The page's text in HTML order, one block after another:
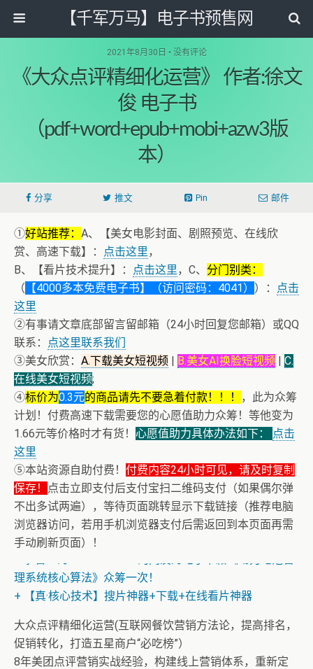
【千军万马】电子书预售网
2021年8月30日 • 没有评论
《大众点评精细化运营》 作者:徐文
俊 电子书
（pdf+word+epub+mobi+azw3版
本）
分享 推文 Pin 邮件
①好站推荐： A、【美女电影封面、剧照预览、在线欣
赏、高速下载】：
点击这里，
B、【看片技术提升】：
点击这里，C、 分门别类：
（ 【4000多本免费电子书】（访问密码：4041） ）：
点击
这里
②有事请文章底部留言留邮箱（24小时回复您邮箱）或QQ
联系：
点这里联系我们
③美女欣赏： A.下载美女短视频 | B.美女AI换脸短视频 | C.
在线美女短视频;
④标价为0.3元的商品请先不要急着付款！！！
，此为众筹
计划！付费高速下载需要您的心愿值助力众筹！等他变为
1.66元等价格时才有货！ 心愿值助力具体办法如下：
点击
这里
⑤本站资源自助付费！ 付费内容24小时可见，请及时复制
保存！
点击立即支付后支付宝扫二维码支付（如果偶尔弹
不出多试两遍），等待页面跳转显示下载链接（推荐电脑
浏览器访问，若用手机浏览器支付后需返回到本页面再需
手动刷新页面）！
理系统核心算法》众筹一次！
+ 【真·核心技术】搜片神器+下载+在线看片神器
大众点评精细化运营(互联网餐饮营销方法论，提高排名，
促销转化，打造五星商户“必吃榜”）
8年美团点评营销实战经验，构建线上营销体系，重新定